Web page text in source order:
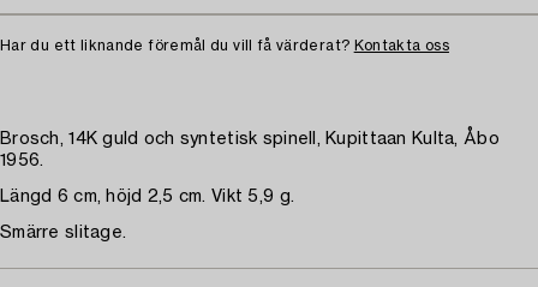
Har du ett liknande föremål du vill få värderat? Kontakta oss
Brosch, 14K guld och syntetisk spinell, Kupittaan Kulta, Åbo
1956.
Längd 6 cm, höjd 2,5 cm. Vikt 5,9 g.
Smärre slitage.